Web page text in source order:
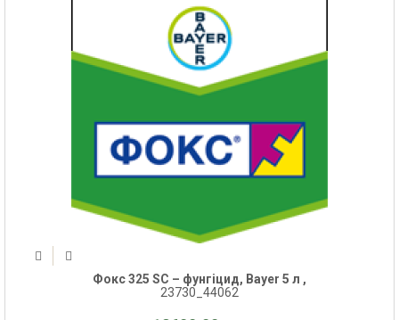
Фокс 325 SC – фунгіцид, Bayer 5 л ,
23730_44062